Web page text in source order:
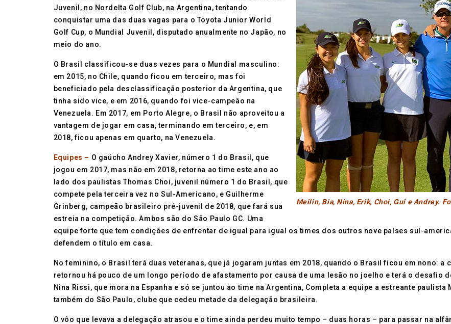
Meilin, Bia, Nina, Erik, Choi, Gui e Andrey.
Juvenil, no Nordelta Golf Club, na Argentina, tentando
conquistar uma das duas vagas para o Toyota Junior World
Golf Cup, o Mundial Juvenil, disputado anualmente no Japão, no
meio do ano.
O Brasil classificou-se duas vezes para o Mundial masculino:
em 2015, no Chile, quando ficou em terceiro, mas foi
beneficiado pela desclassificação posterior da Argentina, que
tinha sido vice, e em 2016, quando foi vice-campeão na
Venezuela. Em 2017, em Porto Alegre, o Brasil não aproveitou a
vantagem de jogar em casa, terminando em terceiro, e, em
2018, ficou apenas em quarto, na Venezuela.
Equipes – O gaúcho Andrey Xavier, número 1 do Brasil, que
jogou em 2017, mas não em 2018, retorna ao time este ano ao
lado dos paulistas Thomas Choi, juvenil número 1 do Brasil, que
compete pela terceira vez no Sul-Americano, e Guilherme
Grinberg, campeão brasileiro pré-juvenil de 2018, que fará sua
estreia na competição. Ambos são do São Paulo GC. Uma
equipe forte que tem condições de enfrentar de igual para igual os times dos outros nove países sul-
defendem o título em casa.
No feminino, o Brasil terá duas veteranas, que já jogaram juntas em 2018, quando o Brasil ficou em nono: a
retornou há pouco de um longo período de afastamento por causa de uma lesão no joelho e terá o desafio
Nina Rissi, que mora na Espanha e só se juntou ao time na Argentina, Completa a equipe a estreante
também do São Paulo, clube que cedeu metade da delegação brasileira.
O vôo que levava a delegação atrasou e o time ainda perdeu muito tempo – duas horas – para passar na